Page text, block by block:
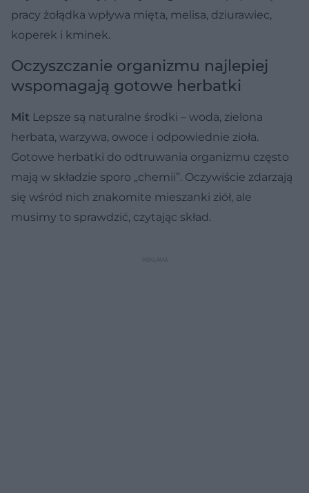
pracy żołądka wpływa mięta, melisa, dziurawiec,
koperek i kminek.
Oczyszczanie organizmu najlepiej
wspomagają gotowe herbatki
Mit Lepsze są naturalne środki – woda, zielona
herbata, warzywa, owoce i odpowiednie zioła.
Gotowe herbatki do odtruwania organizmu często
mają w składzie sporo „chemii”. Oczywiście zdarzają
się wśród nich znakomite mieszanki ziół, ale
musimy to sprawdzić, czytając skład.